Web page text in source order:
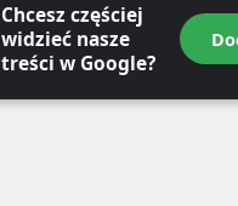
Chcesz częściej
widzieć nasze
treści w Google?